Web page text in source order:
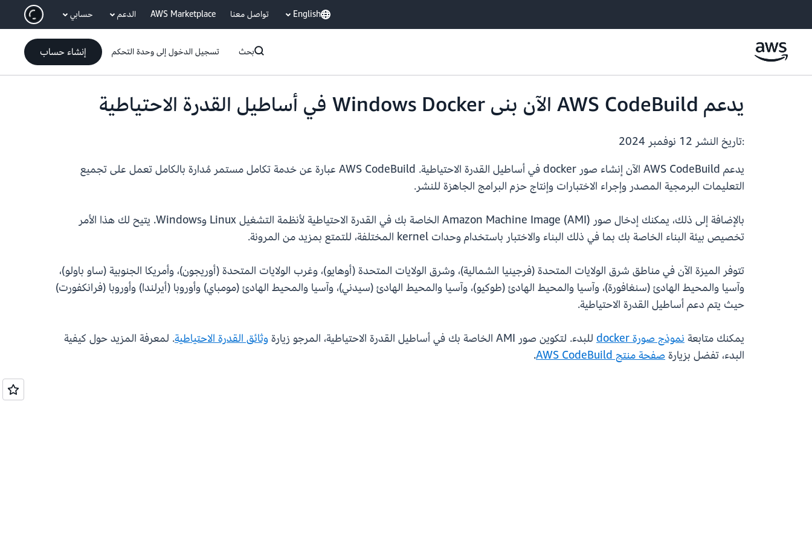
انتقل إلى المحتوى الرئيسي English تواصل معنا AWS Marketplace الدعم حسابي
بحث تسجيل الدخول إلى وحدة التحكم إنشاء حساب
يدعم AWS CodeBuild الآن بنى Windows Docker في أساطيل القدرة الاحتياطية
:تاريخ النشر
يدعم AWS CodeBuild الآن إنشاء صور docker في أساطيل القدرة الاحتياطية. AWS CodeBuild عبارة عن خدمة تكامل مستمر مُدارة بالكامل تعمل على تجميع
التعليمات البرمجية المصدر وإجراء الاختبارات وإنتاج حزم البرامج الجاهزة للنشر.
بالإضافة إلى ذلك، يمكنك إدخال صور Amazon Machine Image (AMI) الخاصة بك في القدرة الاحتياطية لأنظمة التشغيل Linux وWindows. يتيح لك هذا الأمر
تخصيص بيئة البناء الخاصة بك بما في ذلك البناء والاختبار باستخدام وحدات kernel المختلفة، للتمتع بمزيد من المرونة.
تتوفر الميزة الآن في مناطق شرق الولايات المتحدة (فرجينيا الشمالية)، وشرق الولايات المتحدة (أوهايو)، وغرب الولايات المتحدة (أوريجون)، وأمريكا الجنوبية (ساو باولو)،
وآسيا والمحيط الهادئ (سنغافورة)، وآسيا والمحيط الهادئ (طوكيو)، وآسيا والمحيط الهادئ (سيدني)، وآسيا والمحيط الهادئ (مومباي) وأوروبا (أيرلندا) وأوروبا (فرانكفورت)
حيث يتم دعم أساطيل القدرة الاحتياطية.
يمكنك متابعةنموذج صورة docker للبدء. لتكوين صور AMI الخاصة بك في أساطيل القدرة الاحتياطية، المرجو زيارة وثائق القدرة الاحتياطية. لمعرفة المزيد حول كيفية
البدء، تفضل بزيارةصفحة منتج AWS CodeBuild .